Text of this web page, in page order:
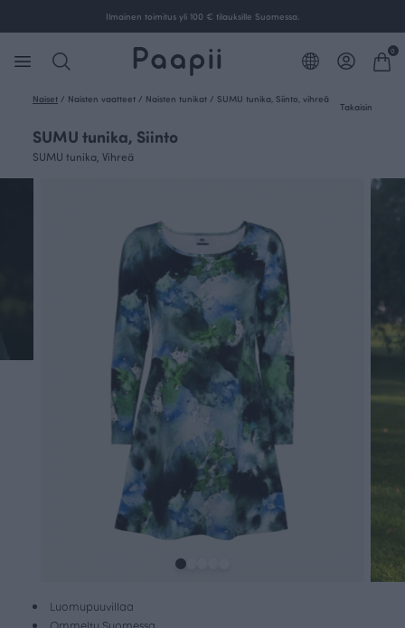
Ilmainen toimitus yli 100 € tilauksille Suomessa.
0
Naiset / Naisten vaatteet / Naisten tunikat / SUMU tunika, Siinto, vihreä
Takaisin
SUMU tunika, Siinto
SUMU tunika, Vihreä
Luomupuuvillaa
Ommeltu Suomessa